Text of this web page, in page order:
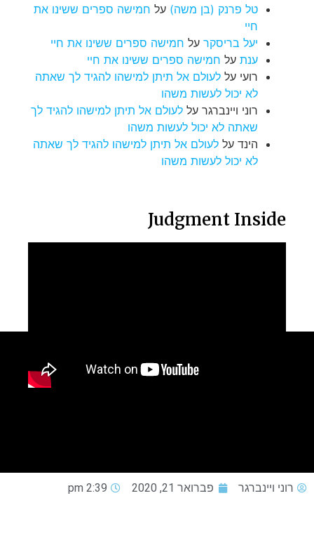
טל פרנק (בן משה) על חמישה ספרים ששינו את
חיי
יעל בריסקר על חמישה ספרים ששינו את חיי
ענת על חמישה ספרים ששינו את חיי
רועי על לעולם אל תיתן למישהו להגיד לך שאתה
לא יכול לעשות משהו
רוני ויינברגר על לעולם אל תיתן למישהו להגיד לך
שאתה לא יכול לעשות משהו
הינד על לעולם אל תיתן למישהו להגיד לך שאתה
לא יכול לעשות משהו
Judgment Inside
רוני ויינברגר פברואר 21, 2020 2:39 pm